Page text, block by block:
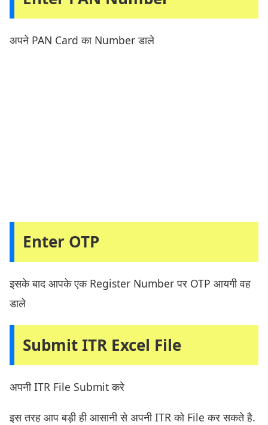
अपने PAN Card का Number डाले
Enter OTP
इसके बाद आपके एक Register Number पर OTP आयगी वह
डाले
Submit ITR Excel File
अपनी ITR File Submit करे
इस तरह आप बड़ी ही आसानी से अपनी ITR को File कर सकते है.